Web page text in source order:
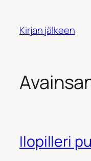
Kirjan jälkeen
Ilopilleri